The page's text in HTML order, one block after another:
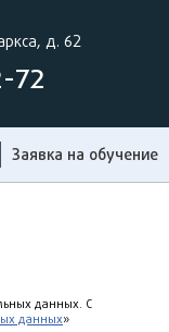
д. 62
72
Заявка на обучение
данных. C
данных»